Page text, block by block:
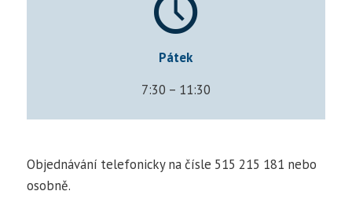
Pátek
7:30 – 11:30
Objednávání telefonicky na čísle 515 215 181 nebo
osobně.